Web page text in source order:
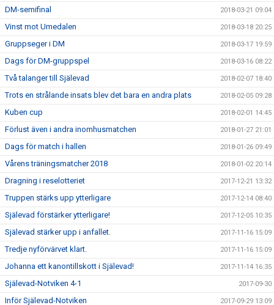
DM-semifinal 2018-03-21 09:04
Vinst mot Umedalen 2018-03-18 20:25
Gruppseger i DM 2018-03-17 19:59
Dags för DM-gruppspel 2018-03-16 08:22
Två talanger till Själevad 2018-02-07 18:40
Trots en strålande insats blev det bara en andra plats 2018-02-05 09:28
Kuben cup 2018-02-01 14:45
Förlust även i andra inomhusmatchen 2018-01-27 21:01
Dags för match i hallen 2018-01-26 09:49
Vårens träningsmatcher 2018 2018-01-02 20:14
Dragning i reselotteriet 2017-12-21 13:32
Truppen stärks upp ytterligare 2017-12-14 08:40
Själevad förstärker ytterligare! 2017-12-05 10:35
Själevad stärker upp i anfallet. 2017-11-16 15:09
Tredje nyförvärvet klart. 2017-11-16 15:09
Johanna ett kanontillskott i Själevad! 2017-11-14 16:35
Själevad-Notviken 4-1 2017-09-30
Inför Själevad-Notviken 2017-09-29 13:09